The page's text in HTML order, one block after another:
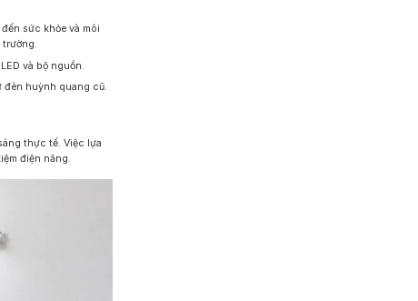
sức khỏe và môi
trường.
và bộ nguồn.
đèn huỳnh quang cũ.
thực tế. Việc lựa
điện năng.